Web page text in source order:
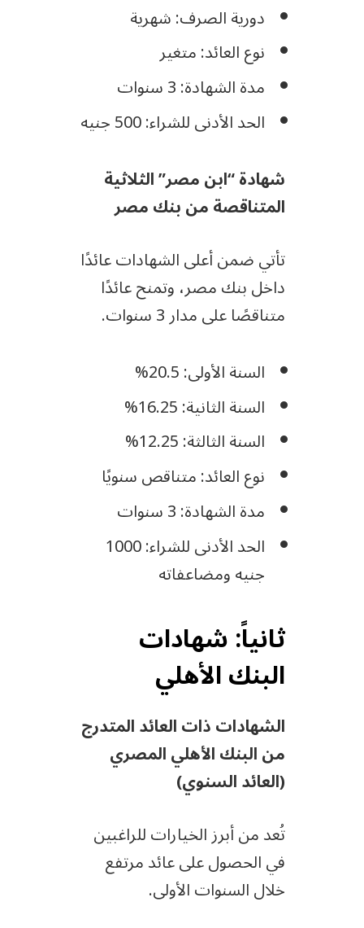
دورية الصرف: شهرية
نوع العائد: متغير
مدة الشهادة: 3 سنوات
الحد الأدنى للشراء: 500 جنيه
شهادة “ابن مصر” الثلاثية
المتناقصة من بنك مصر
تأتي ضمن أعلى الشهادات عائدًا
داخل بنك مصر، وتمنح عائدًا
متناقصًا على مدار 3 سنوات.
السنة الأولى: 20.5%
السنة الثانية: 16.25%
السنة الثالثة: 12.25%
نوع العائد: متناقص سنويًا
مدة الشهادة: 3 سنوات
الحد الأدنى للشراء: 1000
جنيه ومضاعفاته
ثانياً: شهادات
البنك الأهلي
الشهادات ذات العائد المتدرج
من البنك الأهلي المصري
(العائد السنوي)
تُعد من أبرز الخيارات للراغبين
في الحصول على عائد مرتفع
خلال السنوات الأولى.